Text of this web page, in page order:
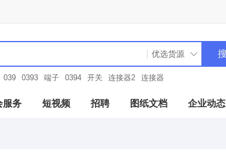
039 0393 端子 0394 开关 连接器2 连接器
服务 短视频 招聘 图纸文档 企业动态